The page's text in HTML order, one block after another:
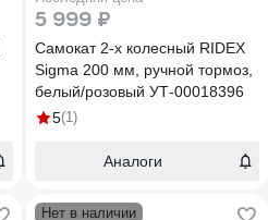
5 999 ₽
Самокат 2-х колесный RIDEX
Sigma 200 мм, ручной тормоз,
белый/розовый УТ-00018396
5(1)
Аналоги
Нет в наличии